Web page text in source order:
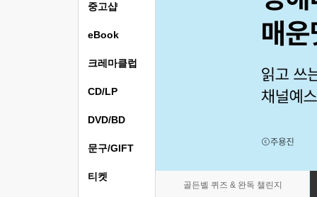
골든벨 퀴즈 & 완독 챌린지
중고샵
eBook
크레마클럽
CD/LP
DVD/BD
문구/GIFT
티켓